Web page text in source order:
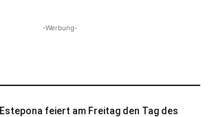
-Werbung-
Estepona feiert am Freitag den Tag des